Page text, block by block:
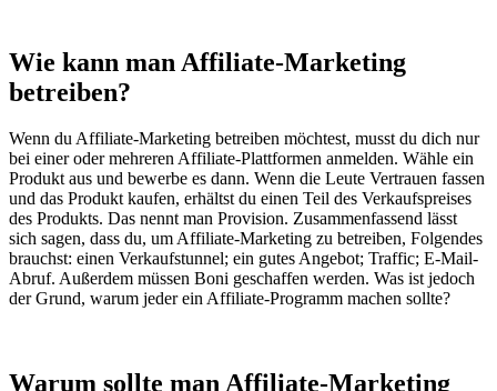
Wie kann man Affiliate-Marketing
betreiben?
Wenn du Affiliate-Marketing betreiben möchtest, musst du dich nur
bei einer oder mehreren Affiliate-Plattformen anmelden. Wähle ein
Produkt aus und bewerbe es dann. Wenn die Leute Vertrauen fassen
und das Produkt kaufen, erhältst du einen Teil des Verkaufspreises
des Produkts. Das nennt man Provision. Zusammenfassend lässt
sich sagen, dass du, um Affiliate-Marketing zu betreiben, Folgendes
brauchst: einen Verkaufstunnel; ein gutes Angebot; Traffic; E-Mail-
Abruf. Außerdem müssen Boni geschaffen werden. Was ist jedoch
der Grund, warum jeder ein Affiliate-Programm machen sollte?
Warum sollte man Affiliate-Marketing